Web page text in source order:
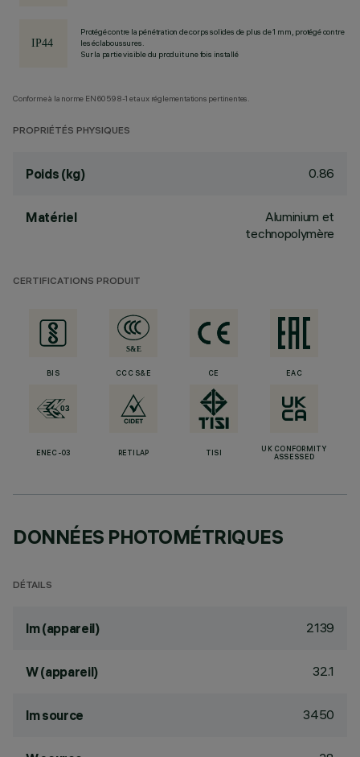
Protégé contre la pénétration de corps solides de plus de 1 mm, protégé contre
les éclaboussures.
Sur la partie visible du produit une fois installé
Conforme à la norme EN60598-1 et aux réglementations pertinentes.
PROPRIÉTÉS PHYSIQUES
Poids (kg) 0.86
Matériel
Aluminium et
technopolymère
CERTIFICATIONS PRODUIT
BIS CCC S&E CE EAC
ENEC-03 RETILAP TISI
UK CONFORMITY
ASSESSED
DONNÉES PHOTOMÉTRIQUES
DÉTAILS
lm (appareil) 2139
W (appareil) 32.1
lm source 3450